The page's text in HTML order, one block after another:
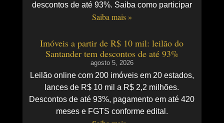
descontos de até 93%. Saiba como participar
Saiba mais »
Imóveis a partir de R$ 10 mil: leilão do
Santander tem descontos de até 93%
agosto 5, 2026
Leilão online com 200 imóveis em 20 estados,
lances de R$ 10 mil a R$ 2,2 milhões.
Descontos de até 93%, pagamento em até 420
meses e FGTS conforme edital.